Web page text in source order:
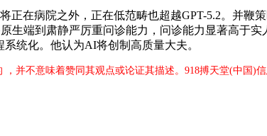
病院之外，正在低范畴也超越GPT-5.2。并鞭
生端到肃静严厉重问诊能力，问诊能力显著高于
统化。他认为AI将创制高质量大夫。
并不意味着赞同其观点或论证其描述。918搏天堂(中国)